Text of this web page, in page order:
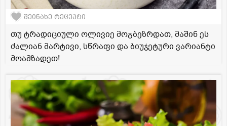
შეინახე რეცეპტი
თუ ტრადიციული ოლივიე მოგბეზრდათ, მაშინ ეს
ძალიან მარტივი, სწრაფი და ბიუჯეტური ვარიანტი
მოამზადეთ!